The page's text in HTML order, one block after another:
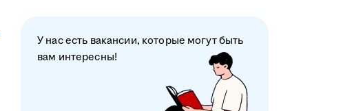
У нас есть вакансии, которые могут быть
вам интересны!